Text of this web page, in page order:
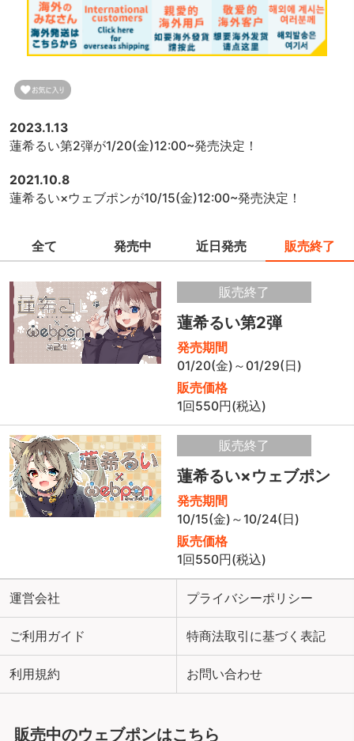
2023.1.13
蓮希るい第2弾が1/20(金)12:00~発売決定！
2021.10.8
蓮希るい×ウェブポンが10/15(金)12:00~発売決定！
全て 発売中 近日発売 販売終了
販売終了
蓮希るい第2弾
発売期間
01/20(金)～01/29(日)
販売価格
1回550円(税込)
販売終了
蓮希るい×ウェブポン
発売期間
10/15(金)～10/24(日)
販売価格
1回550円(税込)
運営会社 プライバシーポリシー
ご利用ガイド 特商法取引に基づく表記
利用規約 お問い合わせ
販売中のウェブポンはこちら